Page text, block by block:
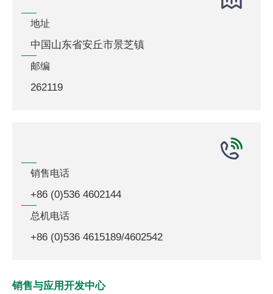
地址
中国山东省安丘市景芝镇
邮编
262119
销售电话
+86 (0)536 4602144
总机电话
+86 (0)536 4615189/4602542
销售与应用开发中心